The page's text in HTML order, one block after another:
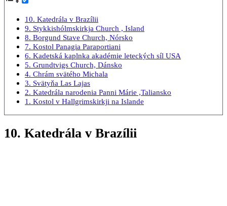
10. Katedrála v Brazílii
9. Stykkishólmskirkja Church , Island
8. Borgund Stave Church, Nórsko
7. Kostol Panagia Paraportiani
6. Kadetská kaplnka akadémie leteckých síl USA
5. Grundtvigs Church, Dánsko
4. Chrám svätého Michala
3. Svätyňa Las Lajas
2. Katedrála narodenia Panni Márie ,Taliansko
1. Kostol v Hallgrimskirkji na Islande
10. Katedrála v Brazílii